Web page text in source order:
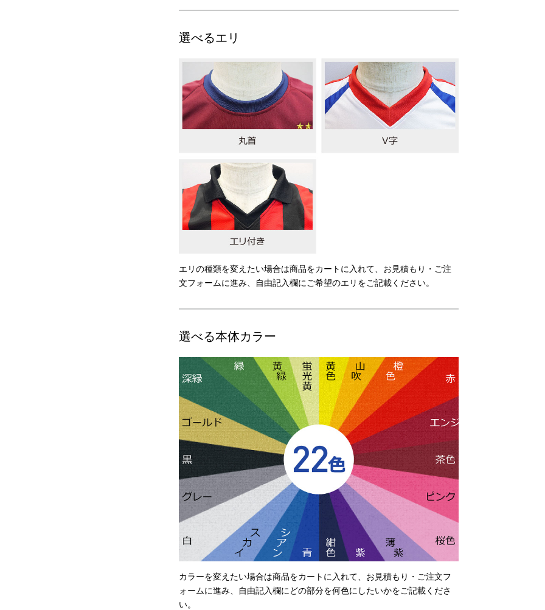
選べるエリ
エリの種類を変えたい場合は商品をカートに入れて、お見積もり・ご注
文フォームに進み、自由記入欄にご希望のエリをご記載ください。
選べる本体カラー
カラーを変えたい場合は商品をカートに入れて、お見積もり・ご注文フ
ォームに進み、自由記入欄にどの部分を何色にしたいかをご記載くださ
い。